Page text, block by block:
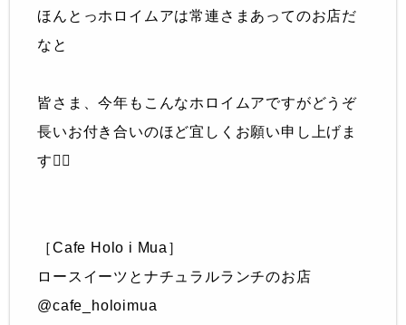
ほんとっホロイムアは常連さまあってのお店だ
なと
皆さま、今年もこんなホロイムアですがどうぞ
長いお付き合いのほど宜しくお願い申し上げま
す🙇‍♂️
［Cafe Holo i Mua］
ロースイーツとナチュラルランチのお店
@cafe_holoimua